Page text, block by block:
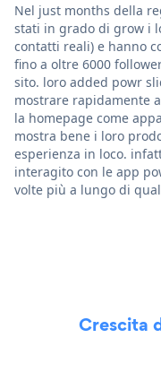
Nel just months della
stati in grado di grow i
contatti reali) e hanno
fino a oltre 6000
sito. loro added powr
mostrare rapidamente
la homepage come
mostra bene i loro
esperienza in loco.
interagito con le app
volte più a lungo di
Crescita